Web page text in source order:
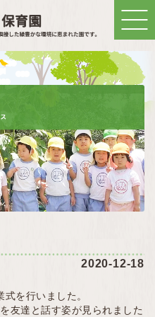
2020-12-18
を行いました。
友達と話す姿が見られました